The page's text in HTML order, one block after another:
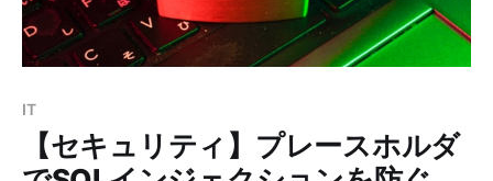
ChatGPTのようにローカル環境でLLMが扱えるようにな
ります！ 3. Dockerを使った構築手順 ① 必要環境 *
Docker & Docker Compose v2 がインストール済みで
IT
【セキュリティ】プレースホルダ